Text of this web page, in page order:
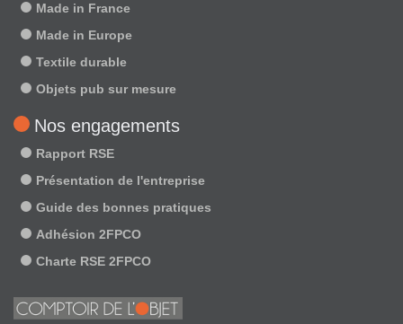
Made in France
Made in Europe
Textile durable
Objets pub sur mesure
Nos engagements
Rapport RSE
Présentation de l'entreprise
Guide des bonnes pratiques
Adhésion 2FPCO
Charte RSE 2FPCO